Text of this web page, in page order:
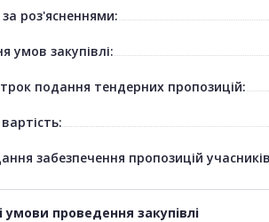
роз'ясненнями:
умов закупівлі:
подання тендерних пропозицій:
забезпечення пропозицій
умови проведення закупівлі